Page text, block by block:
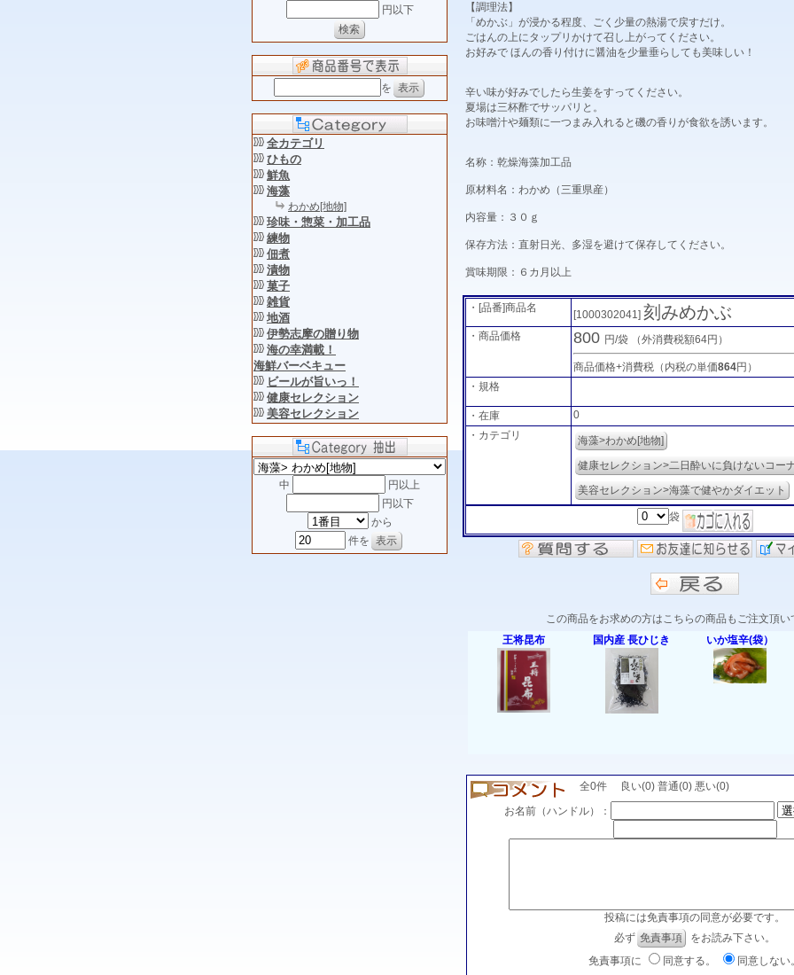
円以下
を
全カテゴリ
ひもの
鮮魚
海藻
わかめ[地物]
珍味・惣菜・加工品
練物
佃煮
漬物
菓子
雑貨
地酒
伊勢志摩の贈り物
海の幸満載！
海鮮バーベキュー
ビールが旨いっ！
健康セレクション
美容セレクション
中
円以上
円以下
から
件を
【調理法】
「めかぶ」が浸かる程度、ごく少量の熱湯で戻すだけ。
ごはんの上にタップリかけて召し上がってください。
お好みで ほんの香り付けに醤油を少量垂らしても美味しい！
辛い味が好みでしたら生姜をすってください。
夏場は三杯酢でサッパリと。
お味噌汁や麺類に一つまみ入れると磯の香りが食欲を誘います。
名称：乾燥海藻加工品
原材料名：わかめ（三重県産）
内容量：３０ｇ
保存方法：直射日光、多湿を避けて保存してください。
賞味期限：６カ月以上
・[品番]商品名
[1000302041] 刻みめかぶ
・商品価格 800 円/袋 （外消費税額64円）
商品価格+消費税（内税の単価864円）
・規格
・在庫
0
・カテゴリ
海藻>わかめ[地物]
健康セレクション>二日酔いに負けないコー
美容セレクション>海藻で健やかダイエット
袋
この商品をお求めの方はこちらの商品もご注文頂い
王将昆布
国内産 長ひじき いか塩辛(袋）
全0件 良い(0) 普通(0) 悪い(0)
お名前（ハンドル）：
投稿には免責事項の同意が必要です。
必ず 免責事項
をお読み下さい。
免責事項に
同意する。 同意しない